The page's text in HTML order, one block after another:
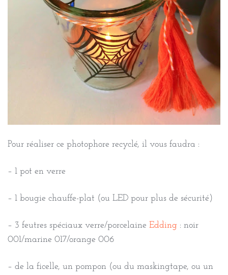
Pour réaliser ce photophore recyclé, il vous faudra :
– 1 pot en verre
– 1 bougie chauffe-plat (ou LED pour plus de sécurité)
– 3 feutres spéciaux verre/porcelaine Edding : noir
001/marine 017/orange 006
– de la ficelle, un pompon (ou du maskingtape, ou un